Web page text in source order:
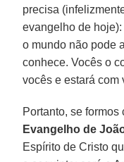
precisa
evangelho de
o mundo não pode
conhece. Vocês o
vocês e estará com
Portanto, se
Evangelho de
Espírito de Cristo